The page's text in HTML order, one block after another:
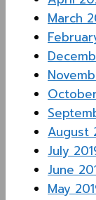
March
August
July
June
May